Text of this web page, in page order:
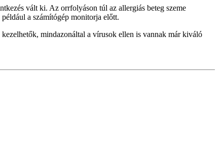
vált ki. Az orrfolyáson túl az allergiás beteg szeme
a számítógép monitorja előtt.
mindazonáltal a vírusok ellen is vannak már kiváló